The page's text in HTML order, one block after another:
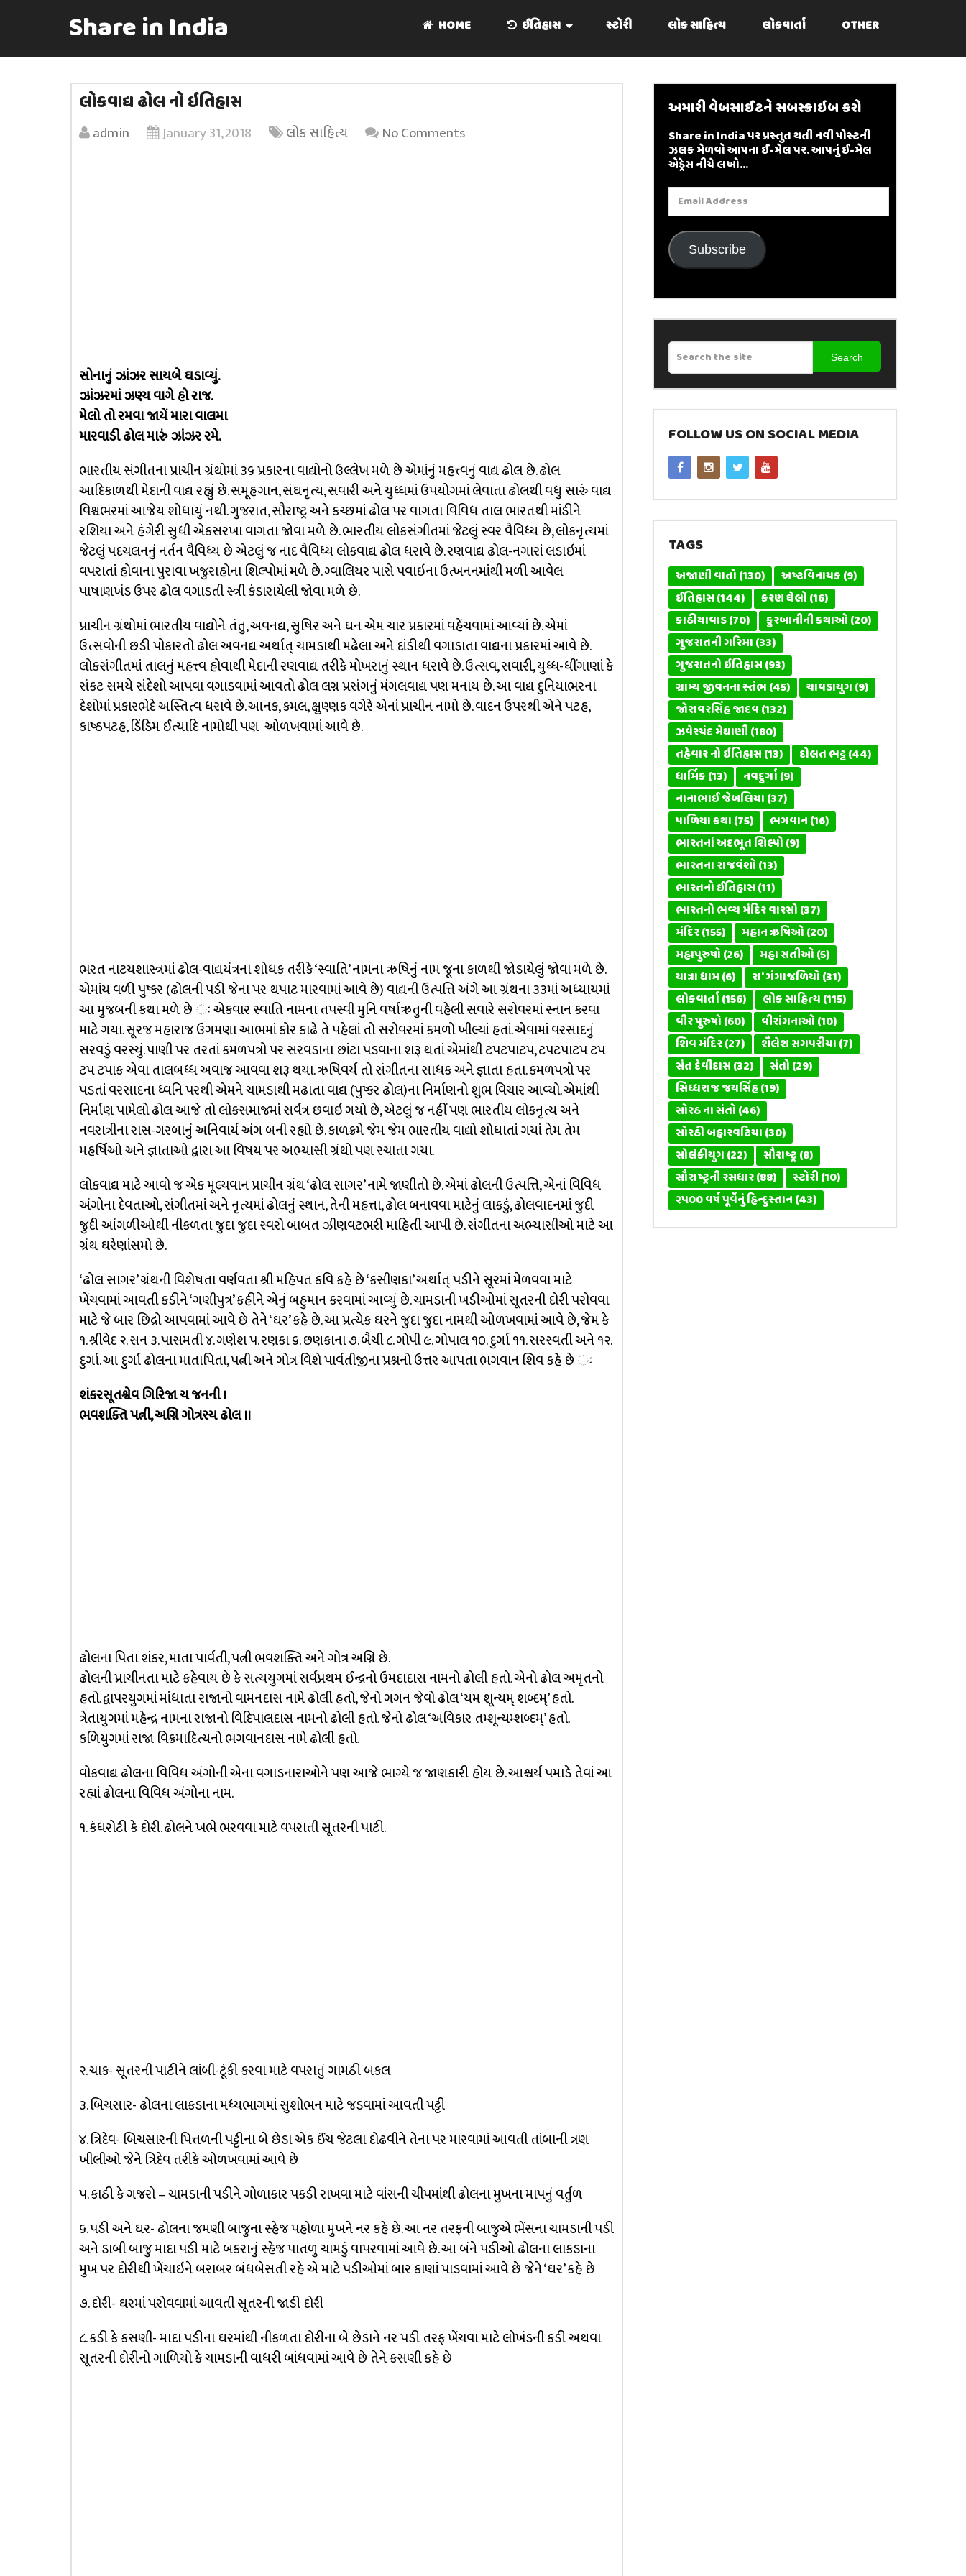
Share in India HOME ઈતિહાસ સ્ટોરી લોક સાહિત્ય લોકવાર્તા OTHER
લોકવાદ્ય ઢોલ નો ઇતિહાસ
admin January 31, 2018 લોક સાહિત્ય No Comments
સોનાનું ઝાંઝર સાયબે ઘડાવ્યું.
ઝાંઝરમાં ઝણ્ય વાગે હો રાજ.
મેલો તો રમવા જાયેં મારા વાલમા
મારવાડી ઢોલ મારું ઝાંઝર રમે.
ભારતીય સંગીતના પ્રાચીન ગ્રંથોમાં ૩૬ પ્રકારના વાદ્યોનો ઉલ્લેખ મળે છે એમાંનું મહત્ત્વનું વાદ્ય ઢોલ છે. ઢોલ
આદિકાળથી મેદાની વાદ્ય રહ્યું છે. સમૂહગાન, સંઘનૃત્ય, સવારી અને યુધ્ધમાં ઉપયોગમાં લેવાતા ઢોલથી વધુ સારું વાદ્ય
વિશ્વભરમાં આજેય શોધાયું નથી. ગુજરાત, સૌરાષ્ટ્ર અને કચ્છમાં ઢોલ પર વાગતા વિવિધ તાલ ભારતથી માંડીને
રશિયા અને હંગેરી સુધી એકસરખા વાગતા જોવા મળે છે. ભારતીય લોકસંગીતમાં જેટલું સ્વર વૈવિધ્ય છે, લોકનૃત્યમાં
જેટલું પદચલનનું નર્તન વૈવિધ્ય છે એટલું જ નાદ વૈવિધ્ય લોકવાદ્ય ઢોલ ધરાવે છે. રણવાદ્ય ઢોલ-નગારાં લડાઇમાં
વપરાતાં હોવાના પુરાવા ખજુરાહોના શિલ્પોમાં મળે છે. ગ્વાલિયર પાસે પવાઇના ઉત્ખનનમાંથી મળી આવેલ
પાષાણખંડ ઉપર ઢોલ વગાડતી સ્ત્રી કંડારાયેલી જોવા મળે છે.
પ્રાચીન ગ્રંથોમાં ભારતીય વાદ્યોને તંતુ, અવનદ્ય, સુષિર અને ઘન એમ ચાર પ્રકારમાં વહેંચવામાં આવ્યાં છે. એમાં
ઉત્સવોની છડી પોકારતો ઢોલ અવનદ્ય અર્થાત્ ચામડાથી મઢેલા અને દાંડીથી વગાડાતા વાદ્યના પ્રકારમાં આવે છે.
લોકસંગીતમાં તાલનું મહત્ત્વ હોવાથી મેદાની રણવાદ્ય તરીકે મોખરાનું સ્થાન ધરાવે છે. ઉત્સવ, સવારી, યુધ્ધ-ધીંગાણાં કે
સંકટ સમયે સંદેશો આપવા વગાડવામાં આવતો ઢોલ લગ્ન પ્રસંગનું મંગલવાદ્ય પણ મનાય છે. આ વાદ્ય દુનિયાભરના
દેશોમાં પ્રકારભેદે અસ્તિત્વ ધરાવે છે. આનક, કમલ, ક્ષુણ્ણક વગેરે એનાં પ્રાચીન નામો છે. વાદન ઉપરથી એને પટહ,
કાષ્ઠપટહ, ડિંડિમ ઈત્યાદિ નામોથી પણ ઓળખવામાં આવે છે.
ભરત નાટયશાસ્ત્રમાં ઢોલ-વાદ્યયંત્રના શોધક તરીકે ‘સ્વાતિ’ નામના ઋષિનું નામ જૂના કાળથી જોડાયેલું જોવા મળે છે.
એમાંય વળી પુષ્કર (ઢોલની પડી જેના પર થપાટ મારવામાં આવે છે) વાદ્યની ઉત્પત્તિ અંગે આ ગ્રંથના ૩૩માં અધ્યાયમાં
આ મુજબની કથા મળે છે ઃ એકવાર સ્વાતિ નામના તપસ્વી મુનિ વર્ષાઋતુની વહેલી સવારે સરોવરમાં સ્નાન કરવા
માટે ગયા. સૂરજ મહારાજ ઉગમણા આભમાં કોર કાઢે તે પહેલાં તો સરોવરમાં કમળો ખીલ્યાં હતાં. એવામાં વરસાદનું
સરવડું વરસ્યું. પાણી પર તરતાં કમળપત્રો પર સરવડાના છાંટા પડવાના શરૂ થતાં એમાંથી ટપટપાટપ, ટપટપાટપ ટપ
ટપ ટપાક એવા તાલબધ્ધ અવાજ આવવા શરૂ થયા. ઋષિવર્ય તો સંગીતના સાધક અને જ્ઞાતા હતા. કમળપત્રો પર
પડતાં વરસાદના ધ્વનિ પરથી એમને ચામડાથી મઢાતા વાદ્ય (પુષ્કર ઢોલ)ના નિર્માણનો શુભ વિચાર આવ્યો. એમાંથી
નિર્માણ પામેલો ઢોલ આજે તો લોકસમાજમાં સર્વત્ર છવાઇ ગયો છે, એટલું જ નહીં પણ ભારતીય લોકનૃત્ય અને
નવરાત્રીના રાસ-ગરબાનું અનિવાર્ય અંગ બની રહ્યો છે. કાળક્રમે જેમ જેમ ભારતીય વાદ્યો શોધાતાં ગયાં તેમ તેમ
મહર્ષિઓ અને જ્ઞાતાઓ દ્વારા આ વિષય પર અભ્યાસી ગ્રંથો પણ રચાતા ગયા.
લોકવાદ્ય માટે આવો જ એક મૂલ્યવાન પ્રાચીન ગ્રંથ ‘ઢોલ સાગર’ નામે જાણીતો છે. એમાં ઢોલની ઉત્પત્તિ, એનાં વિવિધ
અંગોના દેવતાઓ, સંગીતમાં અને નૃત્યમાં ઢોલનું સ્થાન, તેની મહત્તા, ઢોલ બનાવવા માટેનું લાકડું, ઢોલવાદનમાં જુદી
જુદી આંગળીઓથી નીકળતા જુદા જુદા સ્વરો બાબત ઝીણવટભરી માહિતી આપી છે. સંગીતના અભ્યાસીઓ માટે આ
ગ્રંથ ઘરેણાંસમો છે.
‘ઢોલ સાગર’ ગ્રંથની વિશેષતા વર્ણવતા શ્રી મહિપત કવિ કહે છે ‘કસીણકા’ અર્થાત્ પડીને સૂરમાં મેળવવા માટે
ખેંચવામાં આવતી કડીને ‘ગણીપુત્ર’ કહીને એનું બહુમાન કરવામાં આવ્યું છે. ચામડાની ખડીઓમાં સૂતરની દોરી પરોવવા
માટે જે બાર છિદ્રો આપવામાં આવે છે તેને ‘ઘર’ કહે છે. આ પ્રત્યેક ઘરને જુદા જુદા નામથી ઓળખવામાં આવે છે, જેમ કે
૧. શ્રીવેદ ૨. સન ૩. પાસમતી ૪. ગણેશ ૫. રણકા ૬. છણકાના ૭. બૈચી ૮. ગોપી ૯. ગોપાલ ૧૦. દુર્ગા ૧૧. સરસ્વતી અને ૧૨.
દુર્ગા. આ દુર્ગા ઢોલના માતાપિતા, પત્ની અને ગોત્ર વિશે પાર્વતીજીના પ્રશ્નનો ઉત્તર આપતા ભગવાન શિવ કહે છે ઃ
શંકરસૂતશ્વેવ ગિરિજા ચ જનની ।
ભવશક્તિ પત્ની, અગ્નિ ગોત્રસ્ય ઢોલ ।।
ઢોલના પિતા શંકર, માતા પાર્વતી, પત્ની ભવશક્તિ અને ગોત્ર અગ્નિ છે.
ઢોલની પ્રાચીનતા માટે કહેવાય છે કે સત્યયુગમાં સર્વપ્રથમ ઈન્દ્રનો ઉમદાદાસ નામનો ઢોલી હતો. એનો ઢોલ અમૃતનો
હતો. દ્વાપરયુગમાં માંધાતા રાજાનો વામનદાસ નામે ઢોલી હતો, જેનો ગગન જેવો ઢોલ ‘યમ શૂન્યમ્ શબ્દમ્’ હતો.
ત્રેતાયુગમાં મહેન્દ્ર નામના રાજાનો વિદિપાલદાસ નામનો ઢોલી હતો. જેનો ઢોલ ‘અવિકાર તમ્શૂન્યમ્શબ્દમ્’ હતો.
કળિયુગમાં રાજા વિક્રમાદિત્યનો ભગવાનદાસ નામે ઢોલી હતો.
વોકવાદ્ય ઢોલના વિવિધ અંગોની એના વગાડનારાઓને પણ આજે ભાગ્યે જ જાણકારી હોય છે. આશ્ચર્ય પમાડે તેવાં આ
રહ્યાં ઢોલના વિવિધ અંગોના નામ.
૧. કંધરોટી કે દોરી. ઢોલને ખભે ભરવવા માટે વપરાતી સૂતરની પાટી.
૨. ચાક- સૂતરની પાટીને લાંબી-ટૂંકી કરવા માટે વપરાતું ગામઠી બકલ
૩. બિચસાર- ઢોલના લાકડાના મધ્યભાગમાં સુશોભન માટે જડવામાં આવતી પટ્ટી
૪. ત્રિદેવ- બિચસારની પિત્તળની પટ્ટીના બે છેડા એક ઈંચ જેટલા દોઢવીને તેના પર મારવામાં આવતી તાંબાની ત્રણ
ખીલીઓ જેને ત્રિદેવ તરીકે ઓળખવામાં આવે છે
૫. કાઠી કે ગજરો – ચામડાની પડીને ગોળાકાર પકડી રાખવા માટે વાંસની ચીપમાંથી ઢોલના મુખના માપનું વર્તુળ
૬. પડી અને ઘર- ઢોલના જમણી બાજુના સ્હેજ પહોળા મુખને નર કહે છે. આ નર તરફની બાજુએ ભેંસના ચામડાની પડી
અને ડાબી બાજુ માદા પડી માટે બકરાનું સ્હેજ પાતળુ ચામડું વાપરવામાં આવે છે. આ બંને પડીઓ ઢોલના લાકડાના
મુખ પર દોરીથી ખેંચાઇને બરાબર બંધબેસતી રહે એ માટે પડીઓમાં બાર કાણાં પાડવામાં આવે છે જેને ‘ઘર’ કહે છે
૭. દોરી- ઘરમાં પરોવવામાં આવતી સૂતરની જાડી દોરી
૮. કડી કે કસણી- માદા પડીના ઘરમાંથી નીકળતા દોરીના બે છેડાને નર પડી તરફ ખેંચવા માટે લોખંડની કડી અથવા
સૂતરની દોરીનો ગાળિયો કે ચામડાની વાધરી બાંધવામાં આવે છે તેને કસણી કહે છે
અમારી વેબસાઈટને સબસ્ક્રાઇબ કરો
Share in India પર પ્રસ્તુત થતી નવી પોસ્ટની
ઝલક મેળવો આપના ઈ-મેલ પર. આપનું ઈ-મેલ
એડ્રેસ નીચે લખો...
Email
Address
Subscribe
Search
FOLLOW US ON SOCIAL MEDIA
TAGS
અજાણી વાતો(130) અષ્ટવિનાયક(9)
ઈતિહાસ(144) કરણ ઘેલો(16)
કાઠીયાવાડ(70) કુરબાનીની કથાઓ(20)
ગુજરાતની ગરિમા(33)
ગુજરાતનો ઇતિહાસ(93)
ગ્રામ્ય જીવનના સ્તંભ(45) ચાવડાયુગ(9)
જોરાવરસિંહ જાદવ(132)
ઝવેરચંદ મેઘાણી(180)
તહેવાર નો ઇતિહાસ(13) દોલત ભટ્ટ(44)
ધાર્મિક(13) નવદુર્ગા(9)
નાનાભાઈ જેબલિયા(37)
પાળિયા કથા(75) ભગવાન(16)
ભારતનાં અદભૂત શિલ્પો(9)
ભારતના રાજવંશો(13)
ભારતનો ઈતિહાસ(11)
ભારતનો ભવ્ય મંદિર વારસો(37)
મંદિર(155) મહાન ઋષિઓ(20)
મહાપુરુષો(26) મહા સતીઓ(5)
યાત્રા ધામ(6) રા' ગંગાજળિયો(31)
લોકવાર્તા(156) લોક સાહિત્ય(115)
વીર પુરુષો(60) વીરાંગનાઓ(10)
શિવ મંદિર(27) શૈલેશ સગપરીયા(7)
સંત દેવીદાસ(32) સંતો(29)
સિધ્ધરાજ જયસિંહ(19)
સોરઠ ના સંતો(46)
સોરઠી બહારવટિયા(30)
સોલંકીયુગ(22) સૌરાષ્ટ્ર(8)
સૌરાષ્ટ્રની રસધાર(88) સ્ટોરી(10)
૨૫૦૦ વર્ષ પૂર્વેનું હિન્દુસ્તાન(43)